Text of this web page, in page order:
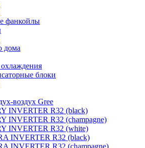
фанкойлы
дома
блоки
воздух Gree
INVERTER R32 (black)
INVERTER R32 (champagne)
INVERTER R32 (white)
INVERTER R32 (black)
INVERTER R32 (champagne)